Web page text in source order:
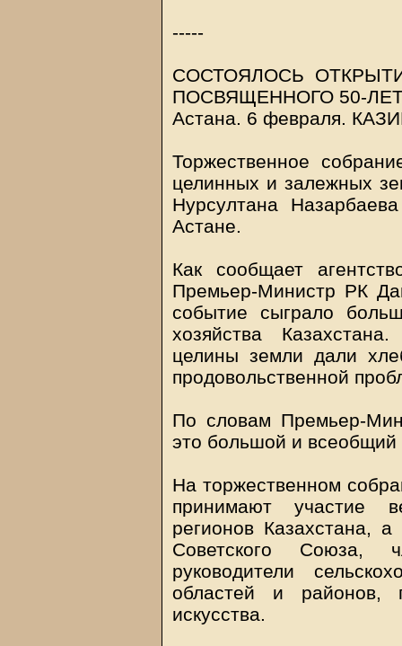
-----
СОСТОЯЛОСЬ
ПОСВЯЩЕННОГО 50-
Астана. 6 февраля.
Торжественное
целинных и залежных
Нурсултана
Астане.
Как сообщает
Премьер-Министр РК
событие сыграло
хозяйства
целины земли дали
продовольственной
По словам Премьер-
это большой и всеобщий
На торжественном
принимают участие
регионов Казахстана,
Советского Союза,
руководители
областей и районов,
искусства.